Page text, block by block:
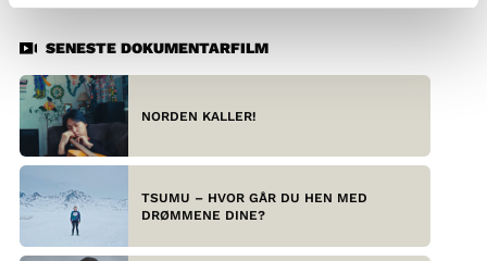
SENESTE DOKUMENTARFILM
NORDEN KALLER!
TSUMU – HVOR GÅR DU HEN MED
DRØMMENE DINE?